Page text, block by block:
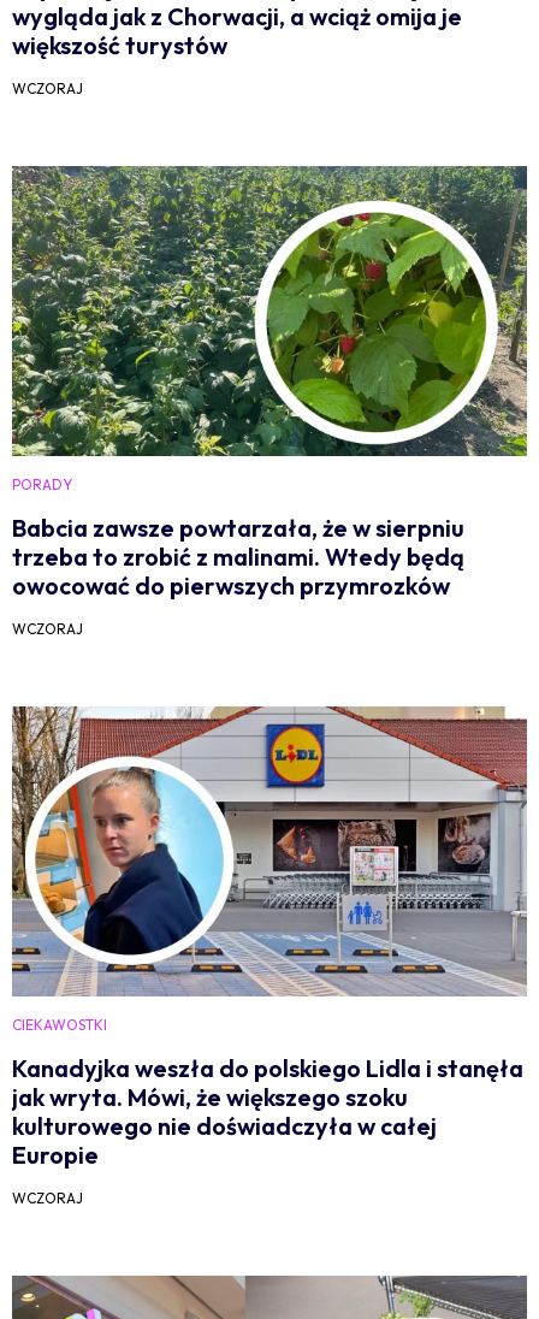
wygląda jak z Chorwacji, a wciąż omija je
większość turystów
WCZORAJ
PORADY
Babcia zawsze powtarzała, że w sierpniu
trzeba to zrobić z malinami. Wtedy będą
owocować do pierwszych przymrozków
WCZORAJ
CIEKAWOSTKI
Kanadyjka weszła do polskiego Lidla i stanęła
jak wryta. Mówi, że większego szoku
kulturowego nie doświadczyła w całej
Europie
WCZORAJ